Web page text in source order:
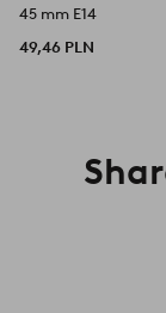
45 mm E14
49,46 PLN